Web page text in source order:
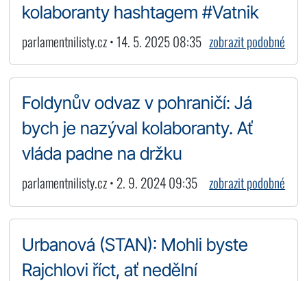
kolaboranty hashtagem #Vatnik
parlamentnilisty.cz • 14. 5. 2025 08:35 zobrazit podobné
Foldynův odvaz v pohraničí: Já
bych je nazýval kolaboranty. Ať
vláda padne na držku
parlamentnilisty.cz • 2. 9. 2024 09:35 zobrazit podobné
Urbanová (STAN): Mohli byste
Rajchlovi říct, ať nedělní